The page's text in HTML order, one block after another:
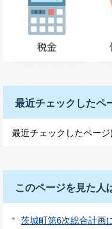
最近チェックしたペ
最近チェックしたページ
このページを見た人
茨城町第6次総合計画